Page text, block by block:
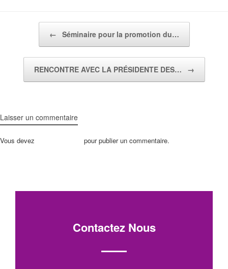
← Séminaire pour la promotion du…
RENCONTRE AVEC LA PRÉSIDENTE DES… →
Laisser un commentaire
Vous devez pour publier un commentaire.
Contactez Nous